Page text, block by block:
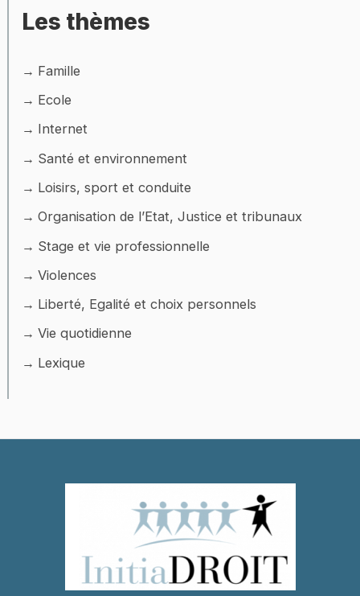
Les thèmes
Famille
Ecole
Internet
Santé et environnement
Loisirs, sport et conduite
Organisation de l’Etat, Justice et tribunaux
Stage et vie professionnelle
Violences
Liberté, Egalité et choix personnels
Vie quotidienne
Lexique